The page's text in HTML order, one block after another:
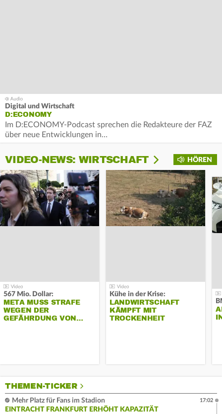
Digital und Wirtschaft
D:ECONOMY
Im D:ECONOMY-Podcast sprechen die Redakteure der FAZ
über neue Entwicklungen in…
HÖREN
VIDEO-NEWS: WIRTSCHAFT
567 Mio. Dollar:
META MUSS STRAFE
WEGEN DER
GEFÄHRDUNG VON…
Kühe in der Krise:
LANDWIRTSCHAFT
KÄMPFT MIT
TROCKENHEIT
THEMEN-TICKER
Mehr Platz für Fans im Stadion
EINTRACHT FRANKFURT ERHÖHT KAPAZITÄT
17:02